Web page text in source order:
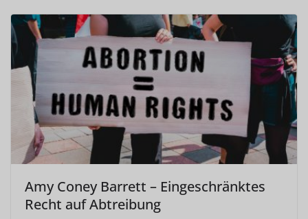
Amy Coney Barrett – Eingeschränktes
Recht auf Abtreibung